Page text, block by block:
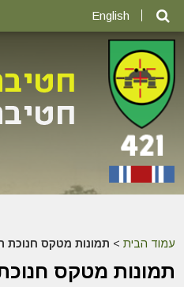
English
עמוד הבית > תמונות מטקס חנוכת
תמונות מטקס